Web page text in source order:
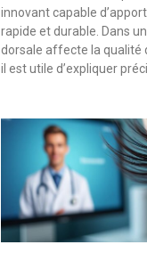
innovant capable
rapide et durable. Dans
dorsale affecte la qualité
il est utile d’expliquer